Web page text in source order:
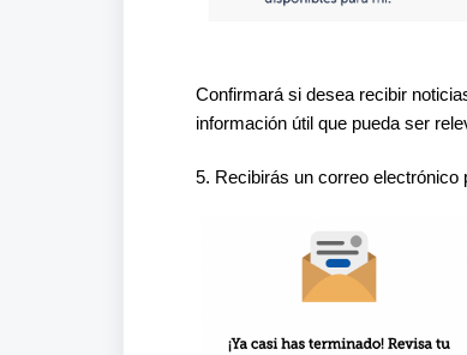
Confirmará si desea recibir
información útil que pueda ser
5. Recibirás un correo